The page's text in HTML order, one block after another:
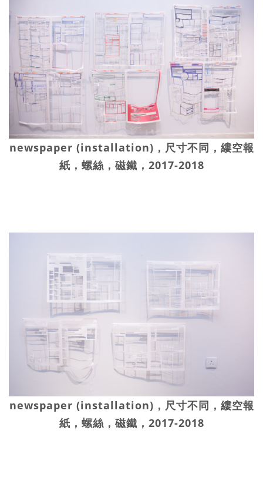
newspaper (installation)，尺寸不同，縷空報
紙，螺絲，磁鐵，2017-2018
newspaper (installation)，尺寸不同，縷空報
紙，螺絲，磁鐵，2017-2018